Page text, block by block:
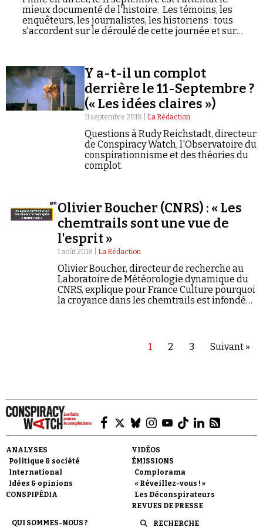
mieux documenté de l'histoire. Les témoins, les
enquêteurs, les journalistes, les historiens : tous
s'accordent sur le déroulé de cette journée et sur
septembre ne serait pas un attentat islamiste. Aucun
avion ne se serait écrasé sur le Pentagone. La CIA
aurait placé des explosifs dans les tours jumelles. Le
vol 93 aurait été abattu par l'armée américaine. Le
complotisme avait longtemps été réservé à des
franges marginales de la population. Avec le 11
septembre, il est devenu mainstream. Au travers de 5
épisodes et en compagnie de Rudy Reichstadt,
directeur de Conspiracy Watch, nous remontons le fil
de cette bascule.
Y a-t-il un complot
derrière le 11-Septembre ?
(« Les idées claires »)
11 septembre 2018 | La Rédaction
Questions à Rudy Reichstadt, directeur
de Conspiracy Watch, l'Observatoire du
conspirationnisme et des théories du
complot.
Olivier Boucher (CNRS) : « Les
chemtrails sont une vue de
l'esprit »
1 août 2018 | La Rédaction
Olivier Boucher, directeur de recherche au
Laboratoire de Météorologie dynamique du
CNRS, explique pour France Culture pourquoi
la croyance dans les chemtrails est infondée
1 2 3 Suivant »
ANALYSES
Politique & société
International
Idées & opinions
CONSPIPÉDIA
VIDÉOS
ÉMISSIONS
Complorama
« Réveillez-vous ! »
Les Déconspirateurs
REVUES DE PRESSE
QUI SOMMES-NOUS ? RECHERCHE